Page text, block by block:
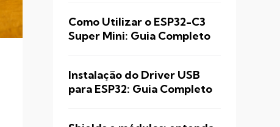
Como Utilizar o ESP32-C3
Super Mini: Guia Completo
Instalação do Driver USB
para ESP32: Guia Completo